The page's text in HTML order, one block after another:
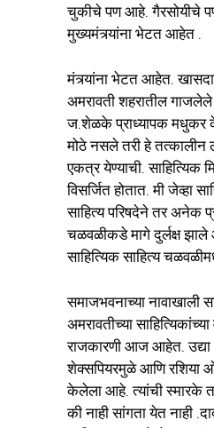
चुकीचे पण आहे. गैरसोयीचे
मुख्यमंत्र्यांना भेटत आहेत .
मंत्र्यांना भेटत आहेत.
अमरावती शहरातील गाजलेले
ज.शेळके प्राध्यापक मधुकर
मोठे नसले तरी हे तत्कालीन
एकत्र येण्याची.
विसर्जित होतात. मी जेव्हा
साहित्य परिषदेने तर अनेक
चळवळीकडे मागे दुर्लक्ष झाले
साहित्यिक साहित्य
समाजभवनाच्या नावाखाली
अमरावतीच्या
राजकारणी आज आहेत. उद्या
शेक्सपियरमुळे आणि रशिया
केलेला आहे. त्यांची स्मारके
की नाही सांगता येत नाही